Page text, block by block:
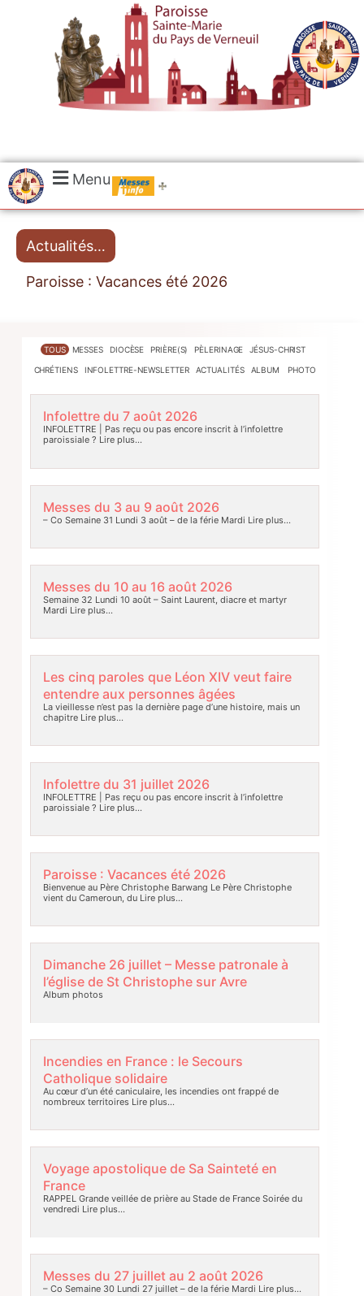
Menu Messes
Actualités…
Paroisse : Vacances été 2026
TOUS MESSES DIOCÈSE PRIÈRE(S) PÈLERINAGE JÉSUS-CHRIST
CHRÉTIENS INFOLETTRE-NEWSLETTER ACTUALITÉS ALBUM PHOTO
Infolettre du 7 août 2026
INFOLETTRE | Pas reçu ou pas encore inscrit à l’infolettre
paroissiale ? Lire plus…
Messes du 3 au 9 août 2026
– Co Semaine 31 Lundi 3 août – de la férie Mardi Lire plus…
Messes du 10 au 16 août 2026
Semaine 32 Lundi 10 août – Saint Laurent, diacre et martyr
Mardi Lire plus…
Les cinq paroles que Léon XIV veut faire
entendre aux personnes âgées
La vieillesse n’est pas la dernière page d’une histoire, mais un
chapitreLire plus…
Infolettre du 31 juillet 2026
INFOLETTRE | Pas reçu ou pas encore inscrit à l’infolettre
paroissiale ? Lire plus…
Paroisse : Vacances été 2026
Bienvenue au Père Christophe Barwang Le Père Christophe
vient du Cameroun, duLire plus…
Dimanche 26 juillet – Messe patronale à
l’église de St Christophe sur Avre
Album photos
Incendies en France : le Secours
Catholique solidaire
Au cœur d’un été caniculaire, les incendies ont frappé de
nombreux territoires Lire plus…
Voyage apostolique de Sa Sainteté en
France
RAPPEL Grande veillée de prière au Stade de France Soirée du
vendredi Lire plus…
Messes du 27 juillet au 2 août 2026
– Co Semaine 30 Lundi 27 juillet – de la férie Mardi Lire plus…